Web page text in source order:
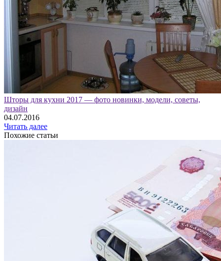
Шторы для кухни 2017 — фото новинки, модели, советы,
дизайн
04.07.2016
Читать далее
Похожие статьи